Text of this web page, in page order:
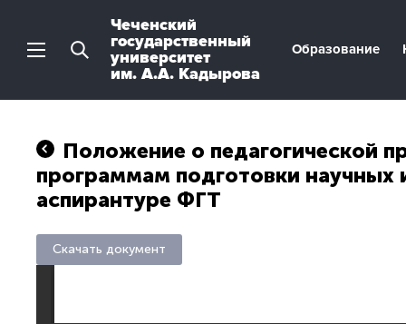
Чеченский
государственный
университет
им. А.А. Кадырова
Образование
Положение о педагогической
программам подготовки научных
аспирантуре ФГТ
Скачать документ